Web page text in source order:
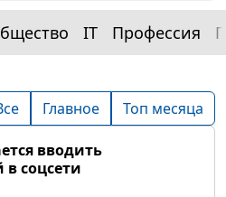
IT Профессия
Главное Топ месяца
вводить
в соцсети